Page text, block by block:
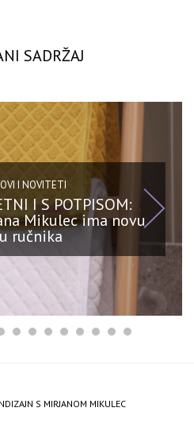
SADRŽAJ
I NOVITETI
I S POTPISOM:
Mikulec ima novu
ručnika
S MIRJANOM MIKULEC